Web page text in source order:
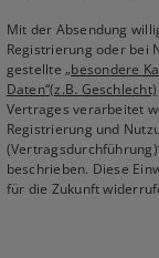
Mit der Absendung
Registrierung oder bei
gestellte„besondere
Daten“(z.B. Geschlecht)
Vertrages verarbeitet
Registrierung und
beschrieben. Diese
für die Zukunft